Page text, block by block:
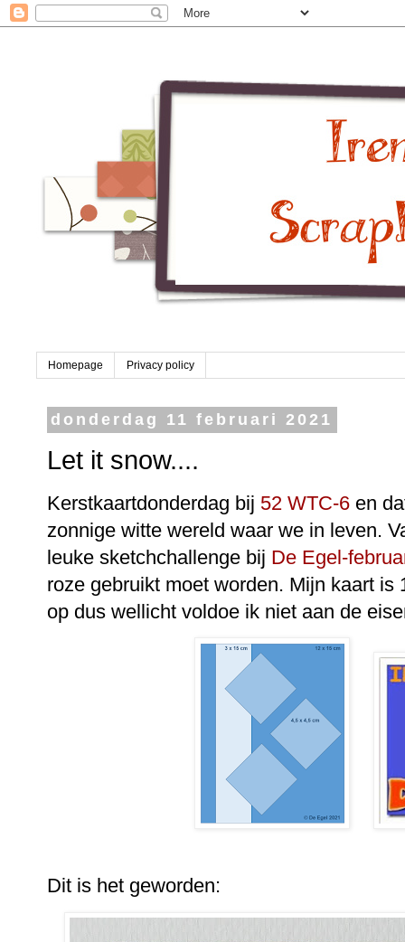
Homepage Privacy policy
donderdag 11 februari 2021
Let it snow....
Kerstkaartdonderdag bij 52 WTC-6 en
zonnige witte wereld waar we in leven.
leuke sketchchallenge bij De Egel-
roze gebruikt moet worden. Mijn kaart
op dus wellicht voldoe ik niet aan de
Dit is het geworden: